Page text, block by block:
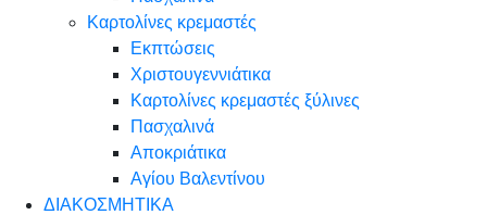
Καρτολίνες κρεμαστές
Εκπτώσεις
Χριστουγεννιάτικα
Καρτολίνες κρεμαστές ξύλινες
Πασχαλινά
Αποκριάτικα
Αγίου Βαλεντίνου
ΔΙΑΚΟΣΜΗΤΙΚΑ